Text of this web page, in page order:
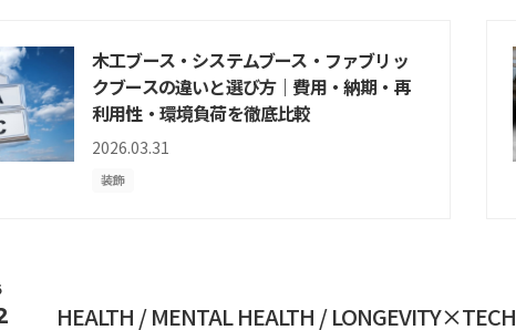
木工ブース・システムブース・ファブリッ
クブースの違いと選び方｜費用・納期・再
利用性・環境負荷を徹底比較
2026.03.31
装飾
HEALTH / MENTAL HEALTH / LONGEVITY×TECH